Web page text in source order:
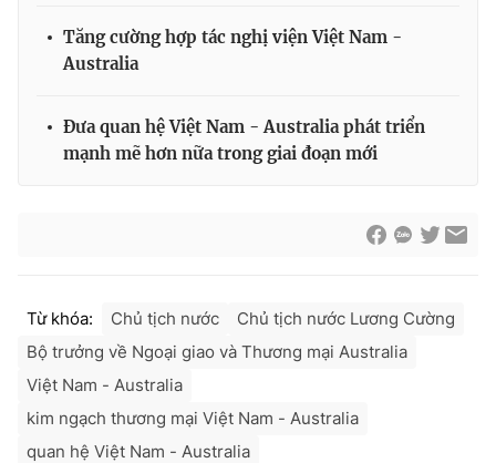
Tăng cường hợp tác nghị viện Việt Nam -
Australia
Đưa quan hệ Việt Nam - Australia phát triển
mạnh mẽ hơn nữa trong giai đoạn mới
Từ khóa: Chủ tịch nước
Chủ tịch nước Lương Cường
Bộ trưởng về Ngoại giao và Thương mại Australia
Việt Nam - Australia
kim ngạch thương mại Việt Nam - Australia
quan hệ Việt Nam - Australia